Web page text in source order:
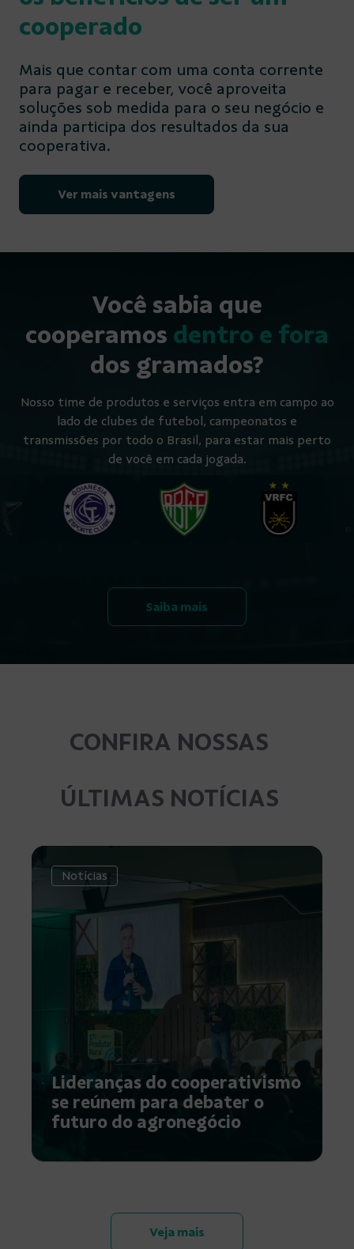
cooperado
Mais que contar com uma conta corrente
para pagar e receber, você aproveita
soluções sob medida para o seu negócio e
ainda participa dos resultados da sua
cooperativa.
Ver mais vantagens
Você sabia que
cooperamos dentro e fora
dos gramados?
Nosso time de produtos e serviços entra em campo ao
lado de clubes de futebol, campeonatos e
transmissões por todo o Brasil, para estar mais perto
de você em cada jogada.
Saiba mais
CONFIRA NOSSAS
ÚLTIMAS NOTÍCIAS
Notícias
Lideranças do cooperativismo
se reúnem para debater o
futuro do agronegócio
Veja mais